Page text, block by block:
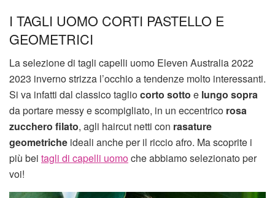
I TAGLI UOMO CORTI PASTELLO E
GEOMETRICI
La selezione di tagli capelli uomo Eleven Australia 2022
2023 inverno strizza l’occhio a tendenze molto interessanti.
Si va infatti dal classico tagliocorto sotto e lungo sopra
da portare messy e scompigliato, in un eccentrico rosa
zucchero filato, agli haircut netti con rasature
geometriche ideali anche per il riccio afro. Ma scoprite i
più bei tagli di capelli uomoche abbiamo selezionato per
voi!